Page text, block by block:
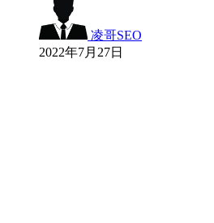
凌哥SEO
2022年7月27日